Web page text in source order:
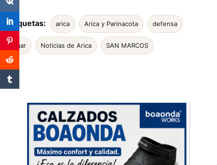
Etiquetas: arica Arica y Parinacota defensa
mar Noticias de Arica SAN MARCOS